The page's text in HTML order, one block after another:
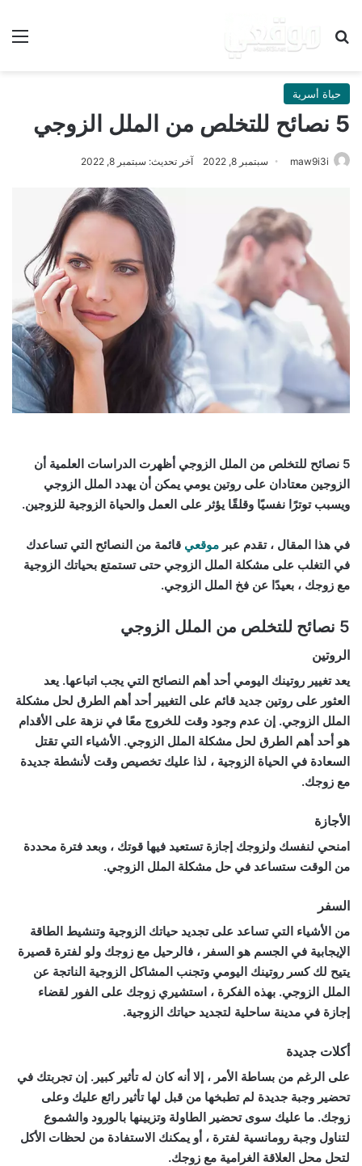
بحث عن
حياة أسرية
5 نصائح للتخلص من الملل الزوجي
maw9i3i سبتمبر 8, 2022 آخر تحديث: سبتمبر 8, 2022
5 نصائح للتخلص من الملل الزوجي أظهرت الدراسات العلمية أن
الزوجين معتادان على روتين يومي يمكن أن يهدد الملل الزوجي
ويسبب توترًا نفسيًا وقلقًا يؤثر على العمل والحياة الزوجية للزوجين.
في هذا المقال ، تقدم عبر موقعي قائمة من النصائح التي تساعدك
في التغلب على مشكلة الملل الزوجي حتى تستمتع بحياتك الزوجية
مع زوجك ، بعيدًا عن فخ الملل الزوجي.
5 نصائح للتخلص من الملل الزوجي
الروتين
يعد تغيير روتينك اليومي أحد أهم النصائح التي يجب اتباعها. يعد
العثور على روتين جديد قائم على التغيير أحد أهم الطرق لحل مشكلة
الملل الزوجي. إن عدم وجود وقت للخروج معًا في نزهة على الأقدام
هو أحد أهم الطرق لحل مشكلة الملل الزوجي. الأشياء التي تقتل
السعادة في الحياة الزوجية ، لذا عليك تخصيص وقت لأنشطة جديدة
مع زوجك.
الأجازة
امنحي لنفسك ولزوجك إجازة تستعيد فيها قوتك ، وبعد فترة محددة
من الوقت ستساعد في حل مشكلة الملل الزوجي.
السفر
من الأشياء التي تساعد على تجديد حياتك الزوجية وتنشيط الطاقة
الإيجابية في الجسم هو السفر ، فالرحيل مع زوجك ولو لفترة قصيرة
يتيح لك كسر روتينك اليومي وتجنب المشاكل الزوجية الناتجة عن
الملل الزوجي. بهذه الفكرة ، استشيري زوجك على الفور لقضاء
إجازة في مدينة ساحلية لتجديد حياتك الزوجية.
أكلات جديدة
على الرغم من بساطة الأمر ، إلا أنه كان له تأثير كبير. إن تجربتك في
تحضير وجبة جديدة لم تطبخها من قبل لها تأثير رائع عليك وعلى
زوجك. ما عليك سوى تحضير الطاولة وتزيينها بالورود والشموع
لتناول وجبة رومانسية لفترة ، أو يمكنك الاستفادة من لحظات الأكل
لتحل محل العلاقة الغرامية مع زوجك.